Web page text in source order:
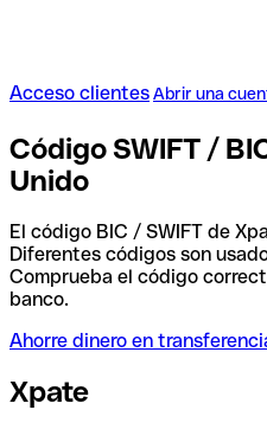
Acceso clientesAbrir una
Código SWIFT /
Unido
El código BIC / SWIFT de
Diferentes códigos son
Comprueba el código
banco.
Ahorre dinero en
Xpate